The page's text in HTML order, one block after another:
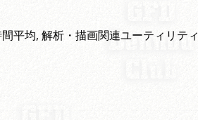
平均, 解析・描画関連ユーティリティ